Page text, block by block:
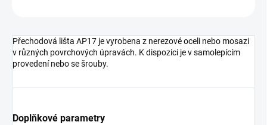
Přechodová lišta AP17 je vyrobena z nerezové oceli nebo mosazi
v různých povrchových úpravách. K dispozici je v samolepícím
provedení nebo se šrouby.
Doplňkové parametry